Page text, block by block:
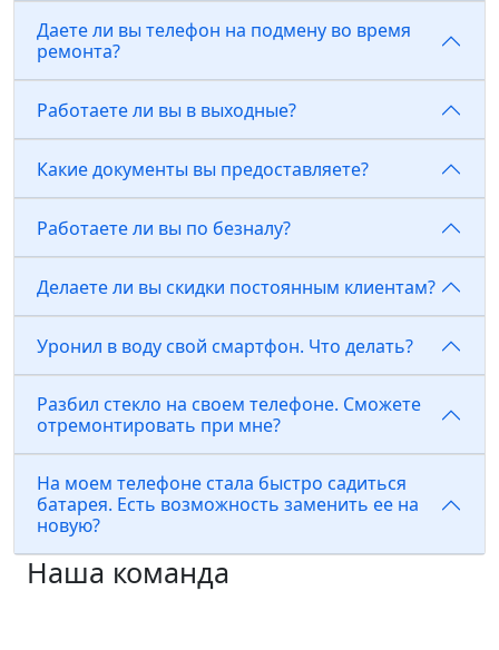
Даете ли вы телефон на подмену во время
ремонта?
Работаете ли вы в выходные?
Какие документы вы предоставляете?
Работаете ли вы по безналу?
Делаете ли вы скидки постоянным клиентам?
Уронил в воду свой смартфон. Что делать?
Разбил стекло на своем телефоне. Сможете
отремонтировать при мне?
На моем телефоне стала быстро садиться
батарея. Есть возможность заменить ее на
новую?
Наша команда